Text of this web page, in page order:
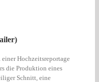
Hochzeitsreportage
die Produktion eines
Schnitt, eine